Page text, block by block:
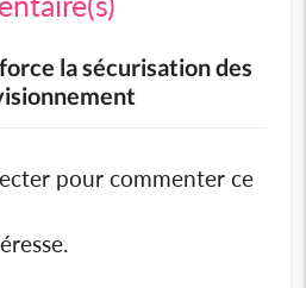
la sécurisation des
pour commenter ce